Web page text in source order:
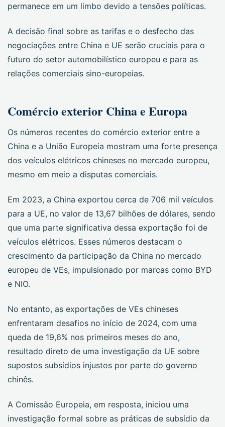
permanece em um limbo devido a tensões políticas.
A decisão final sobre as tarifas e o desfecho das
negociações entre China e UE serão cruciais para o
futuro do setor automobilístico europeu e para as
relações comerciais sino-europeias.
Comércio exterior China e Europa
Os números recentes do comércio exterior entre a
China e a União Europeia mostram uma forte presença
dos veículos elétricos chineses no mercado europeu,
mesmo em meio a disputas comerciais.
Em 2023, a China exportou cerca de 706 mil veículos
para a UE, no valor de 13,67 bilhões de dólares, sendo
que uma parte significativa dessa exportação foi de
veículos elétricos. Esses números destacam o
crescimento da participação da China no mercado
europeu de VEs, impulsionado por marcas como BYD
e NIO.
No entanto, as exportações de VEs chineses
enfrentaram desafios no início de 2024, com uma
queda de 19,6% nos primeiros meses do ano,
resultado direto de uma investigação da UE sobre
supostos subsídios injustos por parte do governo
chinês.
A Comissão Europeia, em resposta, iniciou uma
investigação formal sobre as práticas de subsídio da